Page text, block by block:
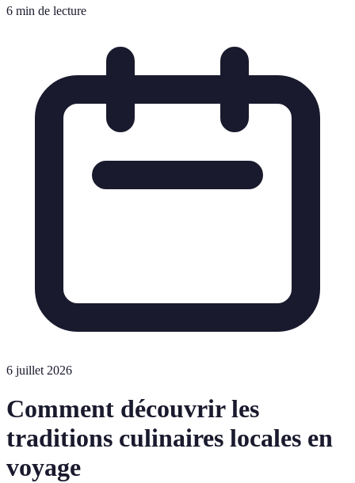
6 min de lecture
6 juillet 2026
Comment découvrir les
traditions culinaires locales en
voyage